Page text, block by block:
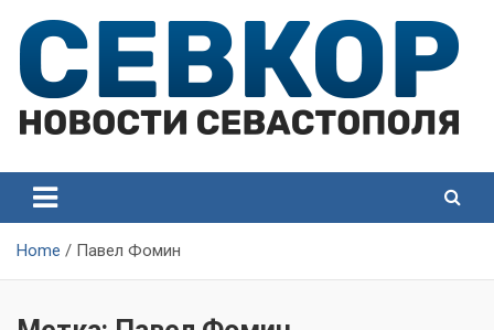
content
Севастополя
Севастополя
Home Павел Фомин